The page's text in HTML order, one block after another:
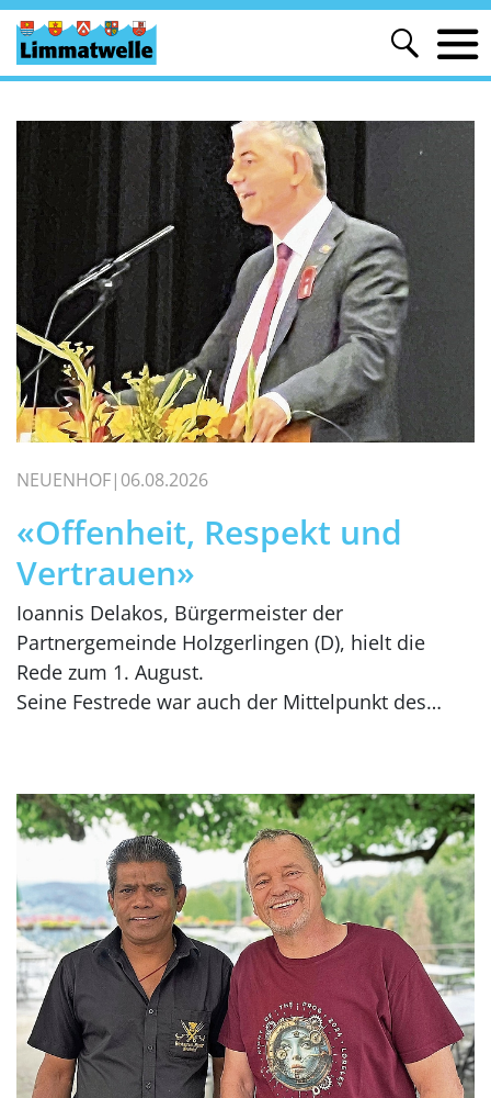
NEUENHOF 06.08.2026
«Offenheit, Respekt und
Vertrauen»
Ioannis Delakos, Bürgermeister der
Partnergemeinde Holzgerlingen (D), hielt die
Rede zum 1. August.
Seine Festrede war auch der Mittelpunkt des…